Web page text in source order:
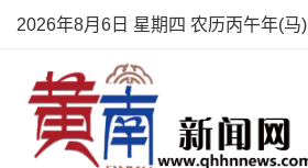
2026年8月6日 星期四 农历丙午年(马